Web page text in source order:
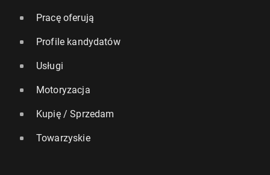
Pracę oferują
Profile kandydatów
Usługi
Motoryzacja
Kupię / Sprzedam
Towarzyskie